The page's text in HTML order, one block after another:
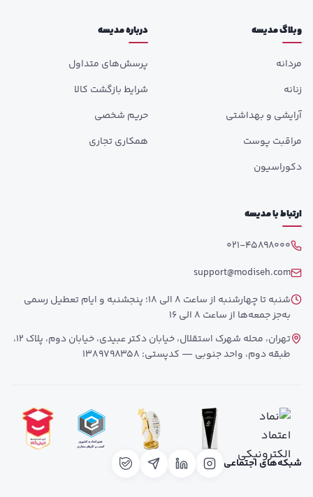
وبلاگ مدیسه
مردانه
زنانه
آرایشی و بهداشتی
مراقبت پوست
دکوراسیون
درباره مدیسه
پرسش‌های متداول
شرایط بازگشت کالا
حریم شخصی
همکاری تجاری
ارتباط با مدیسه
021-45898000
support@modiseh.com
شنبه تا چهارشنبه از ساعت 8 الی 18؛ پنجشنبه و ایام تعطیل رسمی
به‌جز جمعه‌ها از ساعت 8 الی 16
تهران، محله شهرک استقلال، خیابان دکتر عبیدی، خیابان دوم، پلاک 12،
طبقه دوم، واحد جنوبی — کدپستی: 1389798358
شبکه‌های اجتماعی